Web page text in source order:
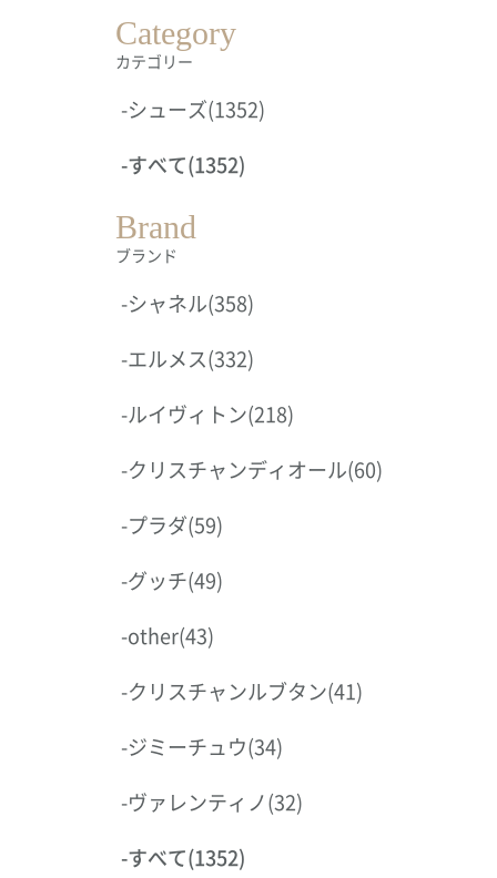
Category
カテゴリー
-シューズ(1352)
-すべて(1352)
Brand
ブランド
-シャネル(358)
-エルメス(332)
-ルイヴィトン(218)
-クリスチャンディオール(60)
-プラダ(59)
-グッチ(49)
-other(43)
-クリスチャンルブタン(41)
-ジミーチュウ(34)
-ヴァレンティノ(32)
-すべて(1352)